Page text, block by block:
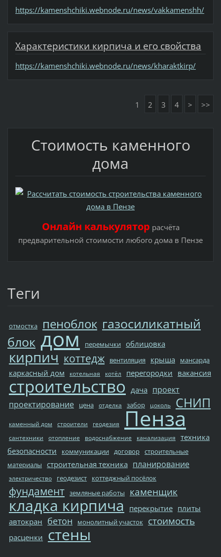
https://kamenshchiki.webnode.ru/news/vakkamenshh/
Характеристики кирпича и его свойства
https://kamenshchiki.webnode.ru/news/kharaktkirp/
1 2 3 4 > >>
Стоимость каменного
дома
Онлайн калькулятор расчёта
предварительной стоимости любого дома в Пензе
Теги
отмостка пеноблок газосиликатный
блок дом перемычки облицовка
кирпич коттедж вентиляция крыша мансарда
каркасный дом котельная котёл перегородки вакансия
строительство дача проект
проектирование
цена отделка забор цоколь СНИП
каменный дом строители геодезия Пенза
сантехники отопление водоснабжение канализация
техника
безопасности
коммуникации договор строительные
материалы
строительная техника планирование
электричество геодезист коттеджный посёлок
фундамент земляные работы каменщик
кладка кирпича перекрытие плиты
автокран бетон монолитный участок стоимость
расценки стены